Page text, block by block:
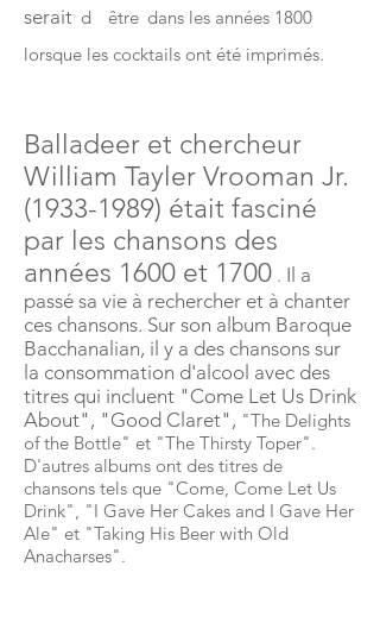
serait d être dans les années 1800
lorsque les cocktails ont été imprimés.
Balladeer et chercheur
William Tayler Vrooman Jr.
(1933-1989) était fasciné
par les chansons des
années 1600 et 1700 . Il a
passé sa vie à rechercher et à chanter
ces chansons. Sur son album Baroque
Bacchanalian, il y a des chansons sur
la consommation d'alcool avec des
titres qui incluent "Come Let Us Drink
About", "Good Claret", "The Delights
of the Bottle" et "The Thirsty Toper".
D'autres albums ont des titres de
chansons tels que "Come, Come Let Us
Drink", "I Gave Her Cakes and I Gave Her
Ale" et "Taking His Beer with Old
Anacharses".